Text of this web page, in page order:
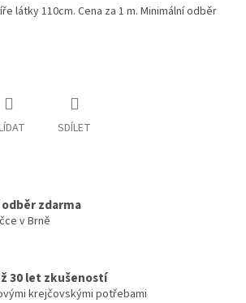
látky 110cm. Cena za 1 m. Minimální odběr
SDÍLET
zdarma
v Brně
30 let zkušeností
krejčovskými potřebami